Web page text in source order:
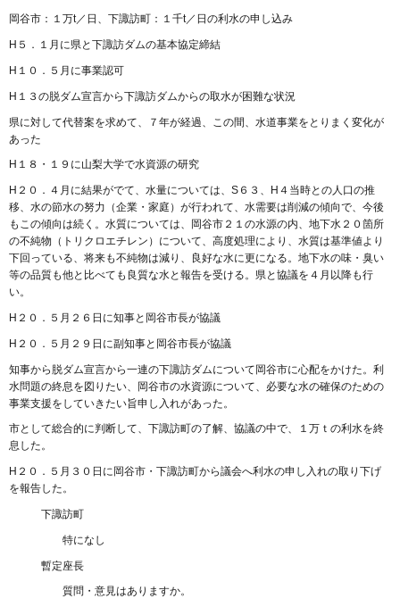
岡谷市：１万t／日、下諏訪町：１千t／日の利水の申し込み
H５．１月に県と下諏訪ダムの基本協定締結
H１０．５月に事業認可
H１３の脱ダム宣言から下諏訪ダムからの取水が困難な状況
県に対して代替案を求めて、７年が経過、この間、水道事業をとりまく変化が
あった
H１８・１９に山梨大学で水資源の研究
H２０．４月に結果がでて、水量については、S６３、H４当時との人口の推
移、水の節水の努力（企業・家庭）が行われて、水需要は削減の傾向で、今後
もこの傾向は続く。水質については、岡谷市２１の水源の内、地下水２０箇所
の不純物（トリクロエチレン）について、高度処理により、水質は基準値より
下回っている、将来も不純物は減り、良好な水に更になる。地下水の味・臭い
等の品質も他と比べても良質な水と報告を受ける。県と協議を４月以降も行
い。
H２０．５月２６日に知事と岡谷市長が協議
H２０．５月２９日に副知事と岡谷市長が協議
知事から脱ダム宣言から一連の下諏訪ダムについて岡谷市に心配をかけた。利
水問題の終息を図りたい、岡谷市の水資源について、必要な水の確保のための
事業支援をしていきたい旨申し入れがあった。
市として総合的に判断して、下諏訪町の了解、協議の中で、１万ｔの利水を終
息した。
H２０．５月３０日に岡谷市・下諏訪町から議会へ利水の申し入れの取り下げ
を報告した。
下諏訪町
特になし
暫定座長
質問・意見はありますか。